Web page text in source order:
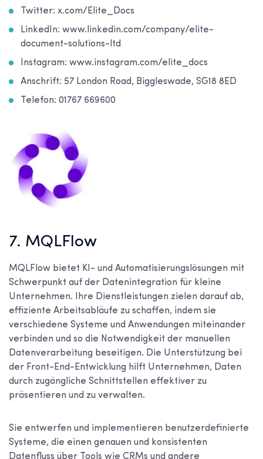
Twitter: x.com/Elite_Docs
LinkedIn: www.linkedin.com/company/elite-
document-solutions-ltd
Instagram: www.instagram.com/elite_docs
Anschrift: 57 London Road, Biggleswade, SG18 8ED
Telefon: 01767 669600
7. MQLFlow
MQLFlow bietet KI- und Automatisierungslösungen mit
Schwerpunkt auf der Datenintegration für kleine
Unternehmen. Ihre Dienstleistungen zielen darauf ab,
effiziente Arbeitsabläufe zu schaffen, indem sie
verschiedene Systeme und Anwendungen miteinander
verbinden und so die Notwendigkeit der manuellen
Datenverarbeitung beseitigen. Die Unterstützung bei
der Front-End-Entwicklung hilft Unternehmen, Daten
durch zugängliche Schnittstellen effektiver zu
präsentieren und zu verwalten.
Sie entwerfen und implementieren benutzerdefinierte
Systeme, die einen genauen und konsistenten
Datenfluss über Tools wie CRMs und andere